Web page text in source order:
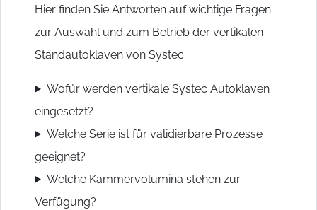
Hier finden Sie Antworten auf wichtige Fragen
zur Auswahl und zum Betrieb der vertikalen
Standautoklaven von Systec.
Wofür werden vertikale Systec Autoklaven
eingesetzt?
Welche Serie ist für validierbare Prozesse
geeignet?
Welche Kammervolumina stehen zur
Verfügung?